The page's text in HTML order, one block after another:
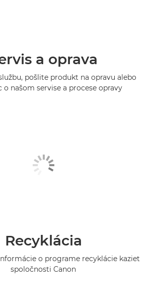
a oprava
pošlite produkt na opravu alebo
o našom servise a procese opravy
Recyklácia
o programe recyklácie kaziet
spoločnosti Canon